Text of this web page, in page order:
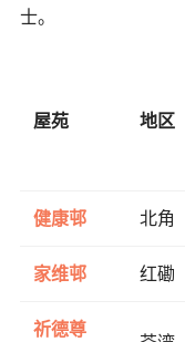
士。
屋苑 地区
健康邨 北角
家维邨 红磡
祈德尊